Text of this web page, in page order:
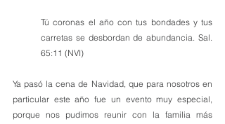
Tú coronas el año con tus bondades y tus
carretas se desbordan de abundancia. Sal.
65:11 (NVI)
Ya pasó la cena de Navidad, que para nosotros en
particular este año fue un evento muy especial,
porque nos pudimos reunir con la familia más